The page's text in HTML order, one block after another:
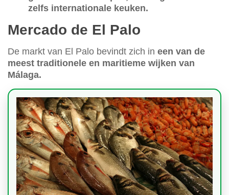
zelfs internationale keuken.
Mercado de El Palo
De markt van El Palo bevindt zich in een van de
meest traditionele en maritieme wijken van
Málaga.